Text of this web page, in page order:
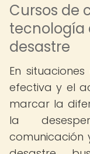
Cursos de
tecnología
desastre
En
efectiva y el
marcar la
la
comunicación